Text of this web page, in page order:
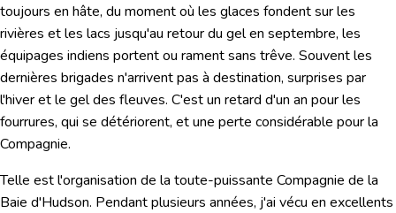
toujours en hâte, du moment où les glaces fondent sur les
rivières et les lacs jusqu'au retour du gel en septembre, les
équipages indiens portent ou rament sans trêve. Souvent les
dernières brigades n'arrivent pas à destination, surprises par
l'hiver et le gel des fleuves. C'est un retard d'un an pour les
fourrures, qui se détériorent, et une perte considérable pour la
Compagnie.
Telle est l'organisation de la toute-puissante Compagnie de la
Baie d'Hudson. Pendant plusieurs années, j'ai vécu en excellents